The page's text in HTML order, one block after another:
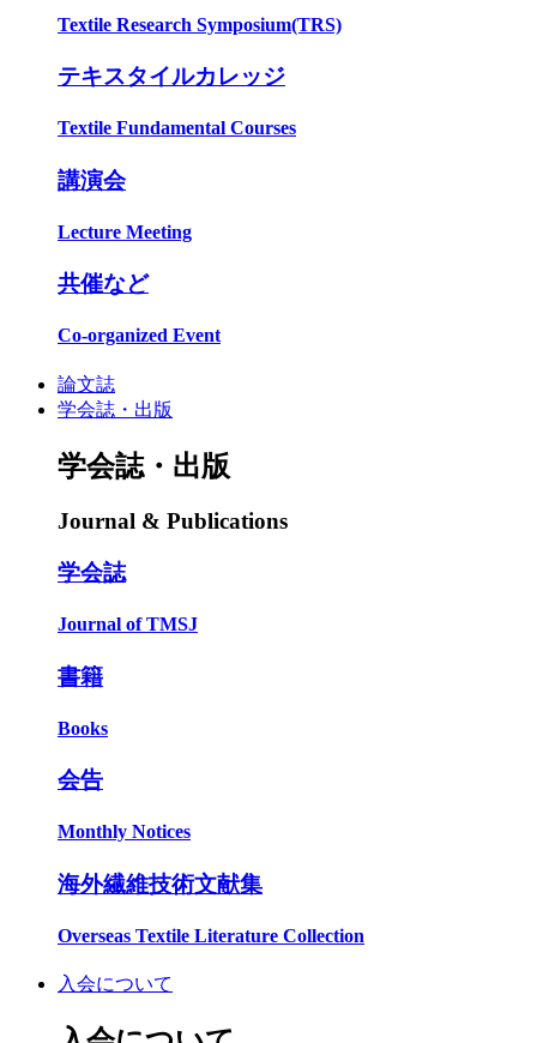
Textile Research Symposium(TRS)
テキスタイルカレッジ
Textile Fundamental Courses
講演会
Lecture Meeting
共催など
Co-organized Event
論文誌
学会誌・出版
学会誌・出版
Journal & Publications
学会誌
Journal of TMSJ
書籍
Books
会告
Monthly Notices
海外繊維技術文献集
Overseas Textile Literature Collection
入会について